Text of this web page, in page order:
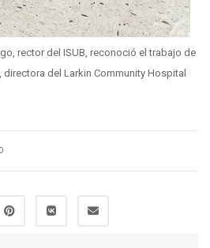
rector del ISUB, reconoció el trabajo de
directora del Larkin Community Hospital